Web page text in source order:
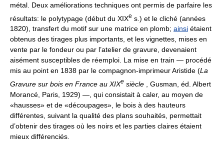
métal. Deux améliorations techniques ont permis de parfaire les
résultats: le polytypage (début du XIXe s.) et le cliché (années
1820), transfert du motif sur une matrice en plomb; ainsi étaient
obtenus des tirages plus importants, et les vignettes, mises en
vente par le fondeur ou par l’atelier de gravure, devenaient
aisément susceptibles de réemploi. La mise en train — procédé
mis au point en 1838 par le compagnon-imprimeur Aristide (La
Gravure sur bois en France au XIXe siècle , Gusman, éd. Albert
Morancé, Paris, 1929) —, qui consistait à caler, au moyen de
«hausses» et de «découpages», le bois à des hauteurs
différentes, suivant la qualité des plans souhaités, permettait
d’obtenir des tirages où les noirs et les parties claires étaient
mieux différenciés.